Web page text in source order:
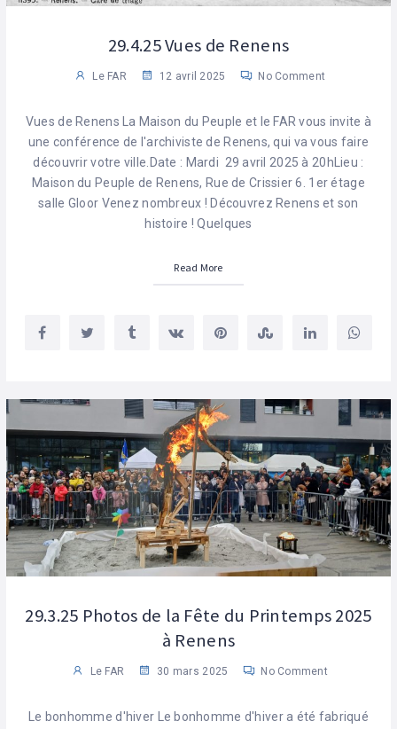
29.4.25 Vues de Renens
Le FAR 12 avril 2025 No Comment
Vues de Renens La Maison du Peuple et le FAR vous invite à
une conférence de l'archiviste de Renens, qui va vous faire
découvrir votre ville.Date : Mardi 29 avril 2025 à 20hLieu :
Maison du Peuple de Renens, Rue de Crissier 6. 1er étage
salle Gloor Venez nombreux ! Découvrez Renens et son
histoire ! Quelques
Read More
29.3.25 Photos de la Fête du Printemps 2025
à Renens
Le FAR 30 mars 2025 No Comment
Le bonhomme d'hiver Le bonhomme d'hiver a été fabriqué